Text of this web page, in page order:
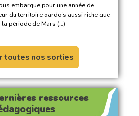
embarque pour une année de
du territoire gardois aussi riche que
la période de Mars (…)
toutes nos sorties
ressources